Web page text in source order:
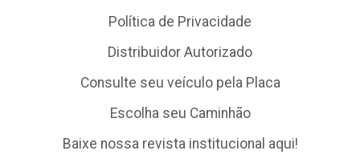
Política de Privacidade
Distribuidor Autorizado
Consulte seu veículo pela Placa
Escolha seu Caminhão
Baixe nossa revista institucional aqui!